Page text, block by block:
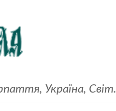
Україна, Світ.